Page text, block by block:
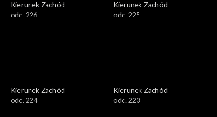
Kierunek Zachód
odc. 226
Kierunek Zachód
odc. 225
Kierunek Zachód
odc. 224
Kierunek Zachód
odc. 223